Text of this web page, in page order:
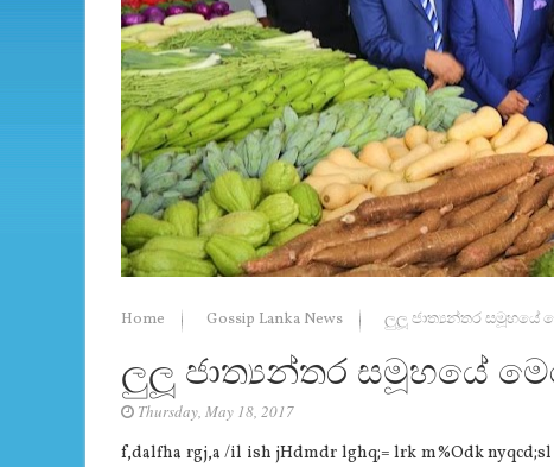
Home Gossip Lanka News ලුලූ ජාත්‍යන්තර සමූහයේ
ලුලූ ජාත්‍යන්තර සමූහයේ
Thursday, May 18, 2017
f,dalfha rgj,a /il ish jHdmdr lghq;= lrk m%Odk